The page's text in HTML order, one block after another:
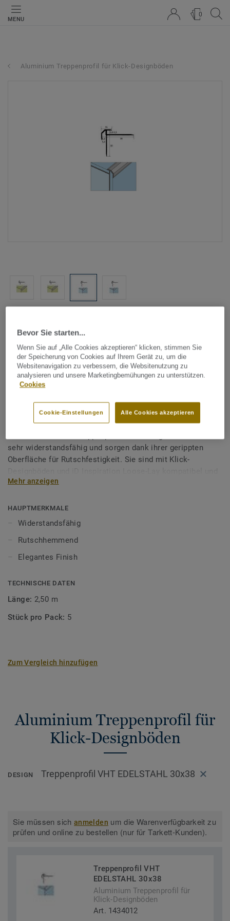
MENU
0
Aluminium Treppenprofil für Klick-Designböden
Tarkett Zubehör Komplettsortiment Profile & Verlegeabschluss
Aluminium Treppenprofil für
Klick-Designböden -
EDELSTAHL 30x38
sehr widerstandsfähig und sorgen dank ihrer gerippten
Oberfläche für Rutschfestigkeit. Sie sind mit Klick-
verleihen Ihrer Treppe den perfekten eleganten Abschluss.
Mehr anzeigen
HAUPTMERKMALE
Widerstandsfähig
Rutschhemmend
Elegantes Finish
TECHNISCHE DATEN
Länge: 2,50 m
Stück pro Pack: 5
Zum Vergleich hinzufügen
Aluminium Treppenprofil für
Klick-Designböden
DESIGN Treppenprofil VHT EDELSTAHL 30x38
Sie müssen sichanmelden um die Warenverfügbarkeit zu
prüfen und online zu bestellen (nur für Tarkett-Kunden).
Treppenprofil VHT
EDELSTAHL 30x38
Aluminium Treppenprofil für
Klick-Designböden
Art. 1434012
Bevor Sie starten...
Wenn Sie auf „Alle Cookies akzeptieren“ klicken, stimmen Sie
der Speicherung von Cookies auf Ihrem Gerät zu, um die
Websitenavigation zu verbessern, die Websitenutzung zu
analysieren und unsere Marketingbemühungen zu unterstützen.
Cookies
Alle Cookies akzeptieren
Cookie-Einstellungen